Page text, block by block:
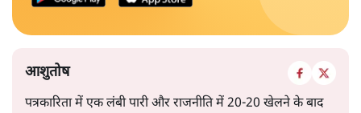
आशुतोष
पत्रकारिता में एक लंबी पारी और राजनीति में 20-20 खेलने के बाद